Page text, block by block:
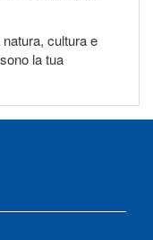
cultura e
la tua